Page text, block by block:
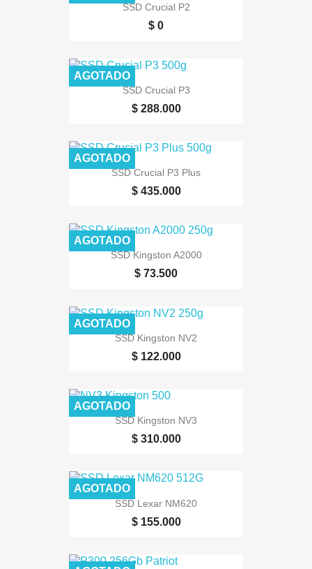
SSD Crucial P2
$ 0
SSD Crucial P3
$ 288.000
AGOTADO
SSD Crucial P3 Plus
$ 435.000
AGOTADO
SSD Kingston A2000
$ 73.500
AGOTADO
SSD Kingston NV2
$ 122.000
AGOTADO
SSD Kingston NV3
$ 310.000
AGOTADO
SSD Lexar NM620
$ 155.000
AGOTADO